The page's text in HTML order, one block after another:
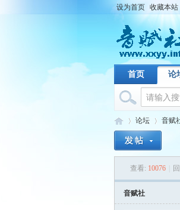
设为首页 收藏本站
首页 论
论坛
›
音赋
查看: 10076
音赋社